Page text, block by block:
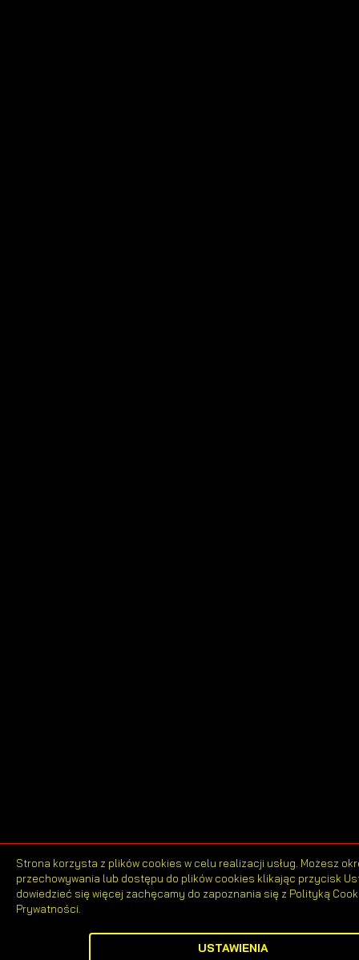
Strona korzysta z plików cookies w celu realizacji usług. Możesz
przechowywania lub dostępu do plików cookies klikając przycisk
dowiedzieć się więcej zachęcamy do zapoznania się z Polityką
Prywatności.
USTAWIENIA
ZAPISZ WYBRANE
ZEZWÓL NA WSZYSTKIE